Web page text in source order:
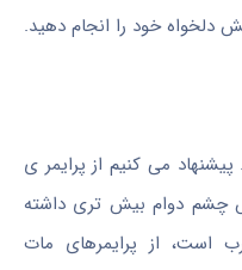
دلخواه خود را انجام دهید.
می کنیم از پرایمر ی
چشم دوام بیش تری داشته
است، از پرایمرهای مات